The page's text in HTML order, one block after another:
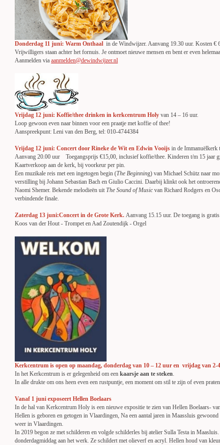
Donderdag 11 juni: Warm Onthaal in de Windwijzer. Aanvang 19.30 uur. Kosten €
Vrijwilligers staan achter het fornuis. Je ontmoet nieuwe mensen en bent er even
Aanmelden via aanmelden@dewindwijzer.nl
Vrijdag 12 juni: Koffie/thee drinken in kerkcentrum Holy van 14 – 16 uur.
Loop gewoon even naar binnen voor een praatje met koffie of thee!
Aanspreekpunt: Leni van den Berg, tel: 010-4744384
Vrijdag 12 juni: Concert door Rineke de Wit en Edwin Vooijs in de Immanuëlkerk
Aanvang 20.00 uur Toegangsprijs €15,00, inclusief koffie/thee. Kinderen t/m 15 jaar
Kaartverkoop aan de kerk, bij voorkeur per pin.
Een muzikale reis met een ingetogen begin (The Beginning) van Michael Schütz naar
verstilling bij Johann Sebastian Bach en Giulio Caccini. Daarbij klinkt ook het
Naomi Shemer. Bekende melodieën uit The Sound of Music van Richard Rodgers en
verbindende finale.
Zaterdag 13 juni:Concert in de Grote Kerk. Aanvang 15.15 uur. De toegang is
Koos van der Hout - Trompet en Aad Zoutendijk - Orgel
Kerkcentrum is open op maandag, donderdag van 10 – 12 uur en vrijdag van 2-
In het Kerkcentrum is er gelegenheid om een kaarsje aan te steken.
In alle drukte om ons heen even een rustpuntje, een moment om stil te zijn of even
Vanaf 1 juni exposeert Hellen Boelaars
In de hal van Kerkcentrum Holy is een nieuwe expositie te zien van Hellen Boelaars-
Hellen is geboren en getogen in Vlaardingen, Na een aantal jaren in Maassluis
weer in Vlaardingen.
In 2019 begon ze met schilderen en volgde schilderles bij atelier Sulla Testa in
donderdagmiddag aan het werk. Ze schildert met olieverf en acryl. Hellen houd van